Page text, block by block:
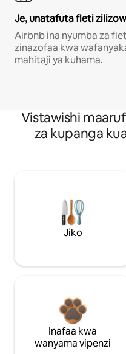
Je, unatafuta fleti
Airbnb ina nyumba za
zinazofaa kwa
mahitaji ya kuhama.
Vistawishi
za kupanga
Jiko
Inafaa kwa
wanyama vipenzi